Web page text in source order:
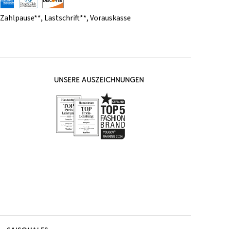
Zahlpause**, Lastschrift**,Vorauskasse
UNSERE AUSZEICHNUNGEN